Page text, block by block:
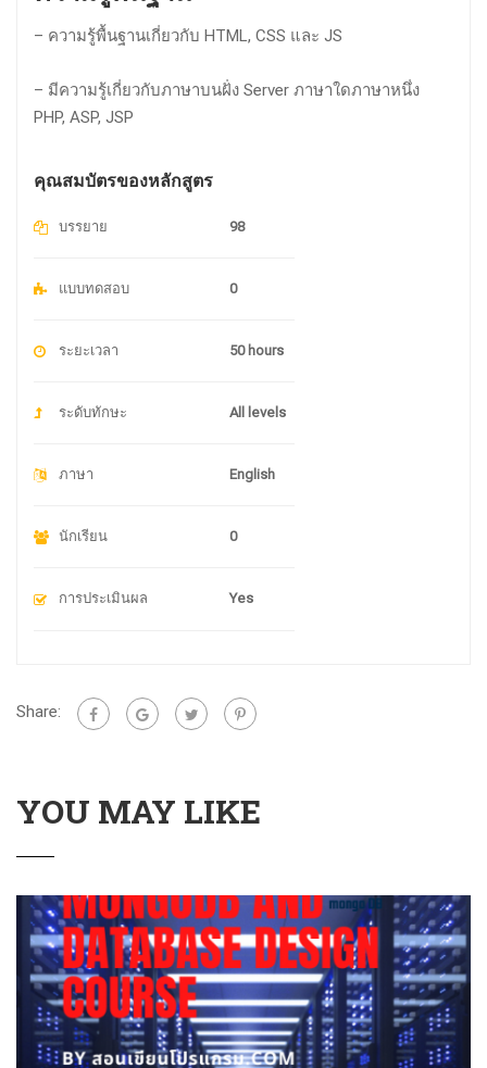
– ความรู้พื้นฐานเกี่ยวกับ HTML, CSS และ JS
– มีความรู้เกี่ยวกับภาษาบนฝั่ง Server ภาษาใดภาษาหนึ่ง
PHP, ASP, JSP
คุณสมบัตรของหลักสูตร
บรรยาย 98
แบบทดสอบ 0
ระยะเวลา 50 hours
ระดับทักษะ All levels
ภาษา English
นักเรียน 0
การประเมินผล Yes
Share:
YOU MAY LIKE